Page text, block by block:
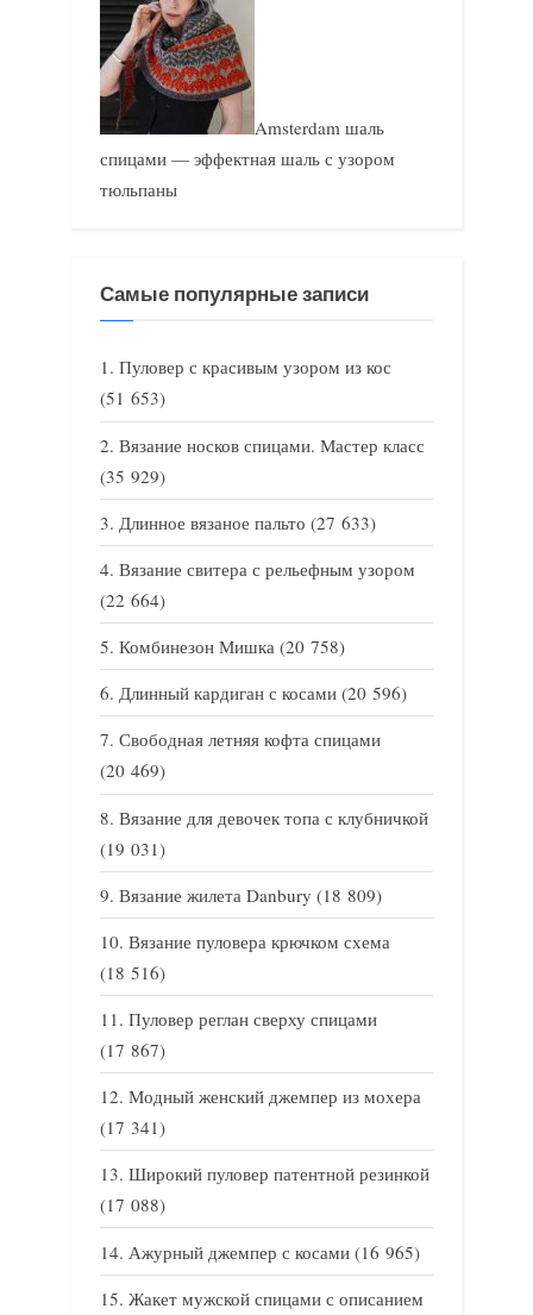
Amsterdam шаль
спицами — эффектная шаль с узором
тюльпаны
Самые популярные записи
Пуловер с красивым узором из кос
(51 653)
Вязание носков спицами. Мастер класс
(35 929)
Длинное вязаное пальто (27 633)
Вязание свитера с рельефным узором
(22 664)
Комбинезон Мишка (20 758)
Длинный кардиган с косами (20 596)
Свободная летняя кофта спицами
(20 469)
Вязание для девочек топа с клубничкой
(19 031)
Вязание жилета Danbury (18 809)
Вязание пуловера крючком схема
(18 516)
Пуловер реглан сверху спицами
(17 867)
Модный женский джемпер из мохера
(17 341)
Широкий пуловер патентной резинкой
(17 088)
Ажурный джемпер с косами (16 965)
Жакет мужской спицами с описанием